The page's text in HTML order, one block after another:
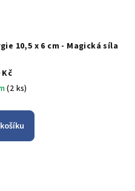
10,5 x 6 cm - Magická síla
Kč
(2 ks)